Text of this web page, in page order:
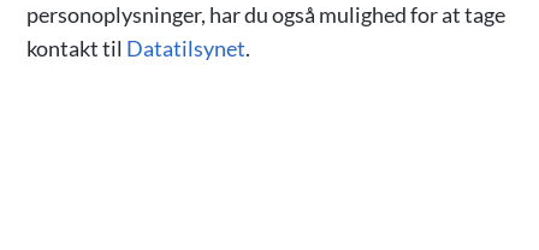
personoplysninger, har du også mulighed for at tage
kontakt til Datatilsynet.